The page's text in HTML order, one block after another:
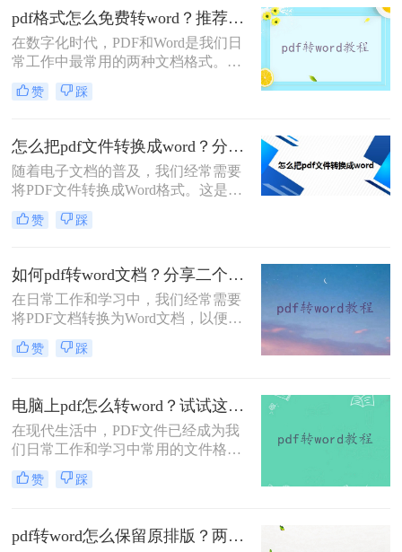
的软件打开后会出现不兼容、乱码、
排版错乱等情况。虽然PDF文件很好
用的，但是PDF文件不易编辑也成为
了它的缺点，所以我们需要将pdf转
word格式才能编辑里面的文字图片
等，那么我们有什么办法可以将PDF
pdf格式怎么免费转word？推荐你二个方法！
在数字化时代，PDF和Word是我们日
常工作中最常用的两种文档格式。有
时候，我们需要将PDF文件中的内容
编辑和修改，这就需要将其转换为
高级的转换功能，但也有一些免费的
方法可以将PDF转换为Word。本文将
为您介绍二种简单易行的免费方法，
帮助您轻松完成转换。
赞 踩
怎么把pdf文件转换成word？分享三个操作简单的方法！
随着电子文档的普及，我们经常需要
将PDF文件转换成Word格式。这是因
为Word格式的文件更便于编辑、修改
和分享。本文将为您详细介绍怎么把
骤，帮助您轻松完成转换。
赞 踩
如何pdf转word文档？分享二个简单的方法！
在日常工作和学习中，我们经常需要
将PDF文档转换为Word文档，以便更
好地编辑、修改和分享文档。PDF是
一种常用的电子文档格式，具有跨平
较弱，而Word则具有更强大的编辑和
修改功能。因此，将PDF文档转换为
Word文档成为了许多人的需求。本文
将为您详细介绍如何pdf转word文档方
法。
赞 踩
电脑上pdf怎么转word？试试这二个方法！
在现代生活中，PDF文件已经成为我
们日常工作和学习中常用的文件格式
之一。然而，有时我们可能需要将
PDF文件转换为Word文档，以便进行
们将介绍电脑上pdf怎么转word的方法
来实现这一目标。
赞 踩
pdf转word怎么保留原排版？两个好用方法推荐！